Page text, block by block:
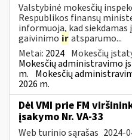
Valstybinė mokesčių
Respublikos finansų
informuoja, kad
gaivinimo iratsparumo...
Metai: 2024 Mokesčių
Mokesčių administravimo
m. Mokesčių
2026 m.
Dėl VMI prie FM
įsakymo Nr. VA-33
Web turinio sąrašas 2024-